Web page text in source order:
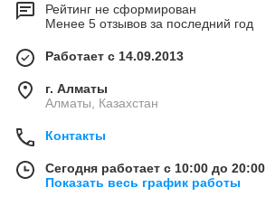
Рейтинг не сформирован
Менее 5 отзывов за последний год
Работает с 14.09.2013
г. Алматы
Алматы, Казахстан
Контакты
Сегодня работает с 10:00 до 20:00
Показать весь график работы